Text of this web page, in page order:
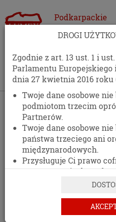
Podkarpackie
Centrum
Opakowań
Oferta›Folie
FOLIE
DROGI
Zgodnie z art. 13 ust. 1 i
Parlamentu Europejskiego
dnia 27 kwietnia 2016 roku
Twoje dane osobowe
podmiotom trzecim
Partnerów.
Twoje dane osobowe
państwa trzeciego ani
międzynarodowych.
Przysługuje Ci prawo
przetwarzanie danych
momencie, bez wpływu
zgody przed jej
Posiadasz prawo